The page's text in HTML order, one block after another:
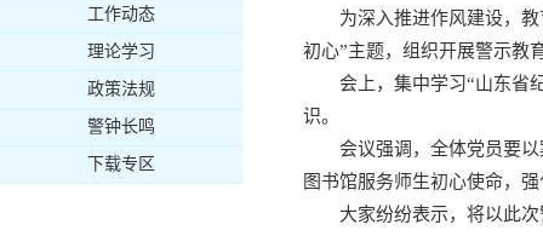
工作动态
理论学习
政策法规
警钟长鸣
下载专区
为深入推进作风建设，
初心”主题，组织开展警示教
会上，集中学习“山东省
识。
会议强调，全体党员要
图书馆服务师生初心使命，
大家纷纷表示，将以此